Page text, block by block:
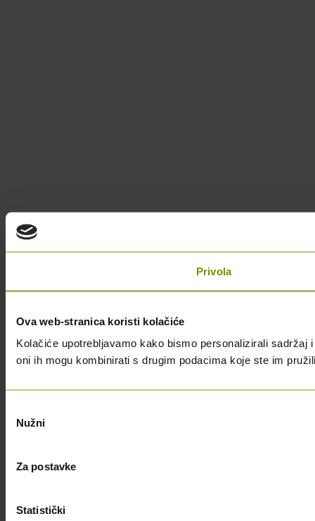
Privola
Ova web-stranica koristi kolačiće
Kolačiće upotrebljavamo kako bismo personalizirali
oni ih mogu kombinirati s drugim podacima koje ste im
pristanka
Nužni
Za postavke
Statistički